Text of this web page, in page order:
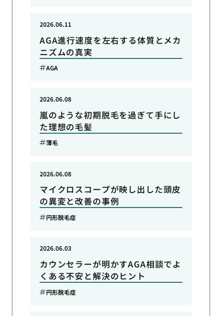
AGA進行速度を左右する体質とメカ
ニズムの真実
2026.06.11
AGA
嵐のような初期脱毛を過ぎて手にし
た理想の毛髪
2026.06.08
薄毛
マイクロスコープが映し出した頭皮
の異変と改善の事例
2026.06.08
円形脱毛症
カウンセラーが明かすAGA相談でよ
くある不安と解決のヒント
2026.06.03
円形脱毛症